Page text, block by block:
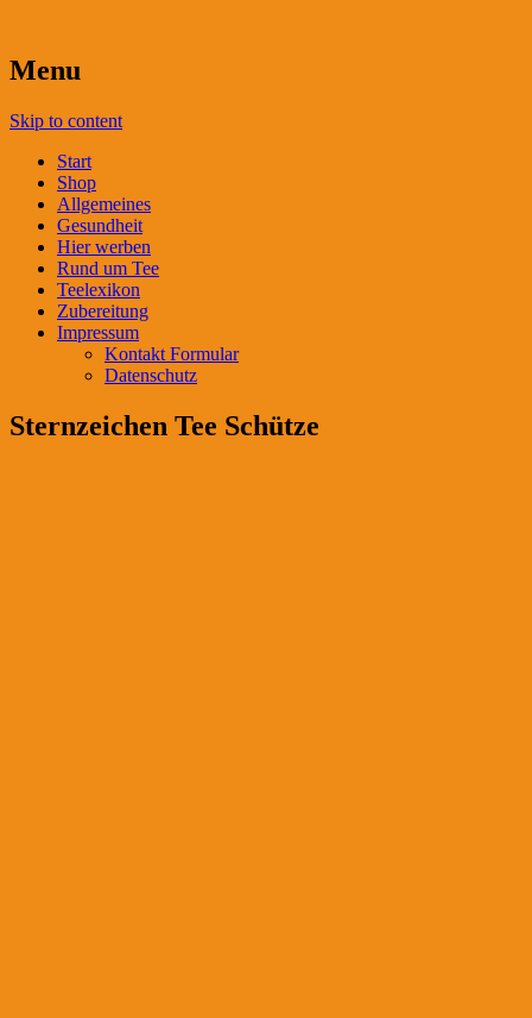
Menu
Skip to content
Start
Shop
Allgemeines
Gesundheit
Hier werben
Rund um Tee
Teelexikon
Zubereitung
Impressum
Kontakt Formular
Datenschutz
Sternzeichen Tee Schütze